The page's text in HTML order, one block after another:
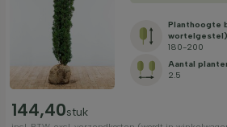
Planthoogte
wortelgestel)
180-200
Aantal
2.5
144,40stuk